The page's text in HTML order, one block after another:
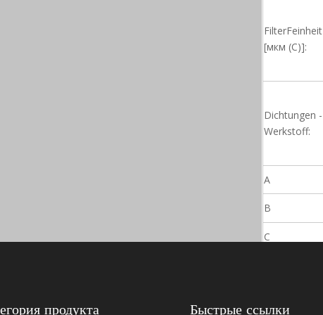
FilterFeinheit
[мкм (C)]:
Dichtungen -
Werkstoff:
A
B
C
продукта Быстрые ссылки